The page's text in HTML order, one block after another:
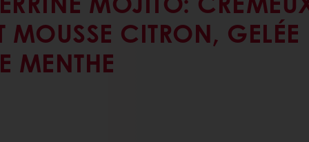
MOUSSE CITRON, GELÉE
MENTHE